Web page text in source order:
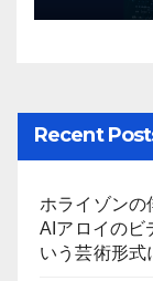
Recent
ホライゾンの
AIアロイのビ
いう芸術形式